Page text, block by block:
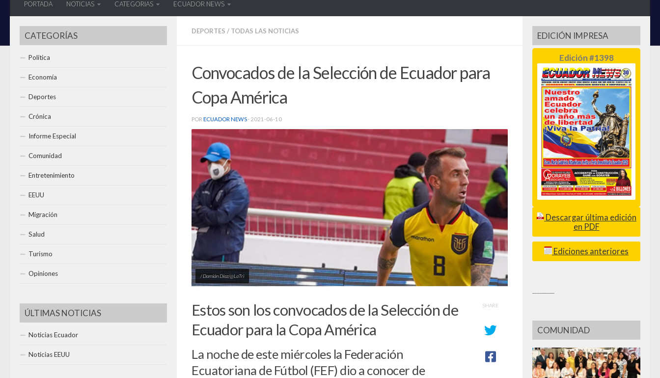
PORTADA NOTICIAS CATEGORIAS ECUADOR NEWS
DEPORTES / TODAS LAS NOTICIAS
Convocados de la Selección de Ecuador para
Copa América
POR ECUADOR NEWS · 2021-06-10
/ Damián Díaz/@LaTri
Estos son los convocados de la Selección de
Ecuador para la Copa América
La noche de este miércoles la Federación
Ecuatoriana de Fútbol (FEF) dio a conocer de
SHARE
CATEGORÍAS
Política
Economía
Deportes
Crónica
Informe Especial
Comunidad
Entretenimiento
EEUU
Migración
Salud
Turismo
Opiniones
ÚLTIMAS NOTICIAS
Noticias Ecuador
Noticias EEUU
EDICIÓN IMPRESA
Edición #1398
Descargar última edición
en PDF
Ediciones anteriores
COMUNIDAD